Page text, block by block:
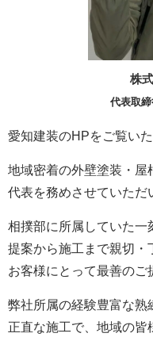
株
代表取締
愛知建装のHPをご覧い
地域密着の外壁塗装・屋
代表を務めさせていただ
相撲部に所属していた一
提案から施工まで親切・
お客様にとって最善のご
弊社所属の経験豊富な熟
正直な施工で、地域の皆